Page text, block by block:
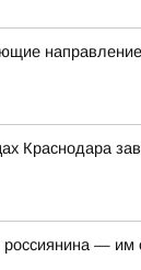
Краснодара
— им